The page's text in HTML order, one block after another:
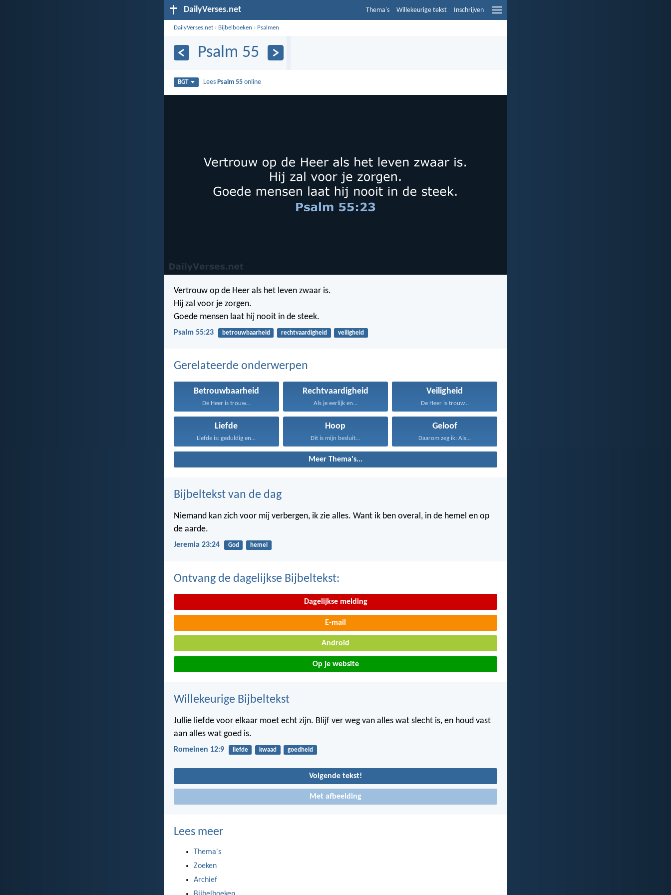
DailyVerses.net Thema's Willekeurige tekst Inschrijven
DailyVerses.net › Bijbelboeken › Psalmen
Psalm 55
BGT Lees Psalm 55 online
Vertrouw op de Heer als het leven zwaar is.
Hij zal voor je zorgen.
Goede mensen laat hij nooit in de steek.
Psalm 55:23 betrouwbaarheid rechtvaardigheid veiligheid
Gerelateerde onderwerpen
Betrouwbaarheid
De Heer is trouw...
Rechtvaardigheid
Als je eerlijk en...
Veiligheid
De Heer is trouw...
Liefde
Liefde is: geduldig en...
Hoop
Dit is mijn besluit...
Geloof
Daarom zeg ik: Als...
Meer Thema's...
Bijbeltekst van de dag
Niemand kan zich voor mij verbergen, ik zie alles. Want ik ben overal, in de hemel en op
de aarde.
Jeremia 23:24 God hemel
Ontvang de dagelijkse Bijbeltekst:
Dagelijkse melding
E-mail
Android
Op je website
Willekeurige Bijbeltekst
Jullie liefde voor elkaar moet echt zijn. Blijf ver weg van alles wat slecht is, en houd vast
aan alles wat goed is.
Romeinen 12:9 liefde kwaad goedheid
Volgende tekst!
Met afbeelding
Lees meer
Thema's
Zoeken
Archief